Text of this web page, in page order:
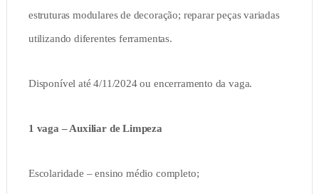
estruturas modulares de decoração; reparar peças variadas
utilizando diferentes ferramentas.
Disponível até 4/11/2024 ou encerramento da vaga.
1 vaga – Auxiliar de Limpeza
Escolaridade – ensino médio completo;